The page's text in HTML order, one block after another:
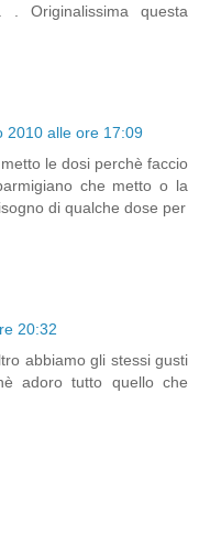
. Originalissima questa
2010 alle ore 17:09
le dosi perchè faccio
che metto o la
di qualche dose per
20:32
abbiamo gli stessi gusti
adoro tutto quello che